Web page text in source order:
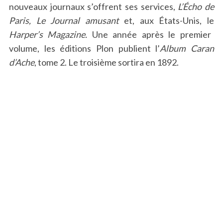
nouveaux journaux s’offrent ses services, L’Écho de
Paris, Le Journal amusant et, aux États-Unis, le
Harper’s Magazine. Une année après le premier
volume, les éditions Plon publient l’Album Caran
d’Ache, tome 2. Le troisième sortira en 1892.